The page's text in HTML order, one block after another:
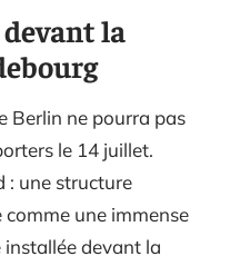
devant la
Berlin ne pourra pas
le 14 juillet.
: une structure
une immense
devant la